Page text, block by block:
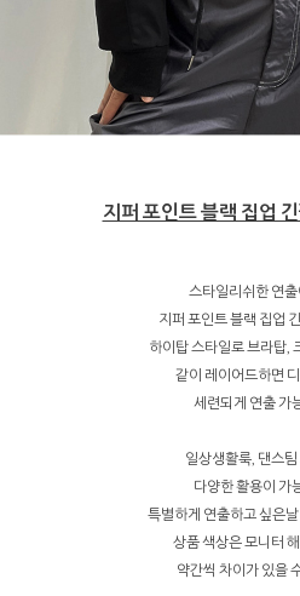
지퍼 포인트 블랙 집업
스타일리쉬한 연
지퍼 포인트 블랙 집업
하이탑 스타일로 브라탑,
같이 레이어드하면
세련되게 연출 가
일상생활룩, 댄스팀
다양한 활용이 가
특별하게 연출하고 싶은
상품 색상은 모니터
약간씩 차이가 있을